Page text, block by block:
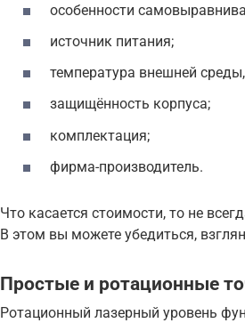
особенности
источник питания;
температура внешней
защищённость корпуса;
комплектация;
фирма-производитель.
Что касается стоимости, то не
В этом вы можете убедиться,
Простые и ротационные
Ротационный лазерный уровень